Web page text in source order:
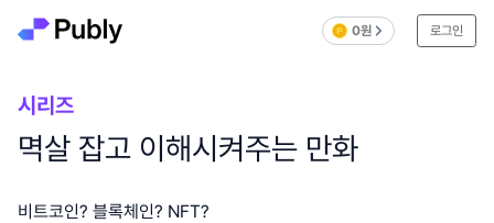
0원 로그인
시리즈
멱살 잡고 이해시켜주는 만화
비트코인? 블록체인? NFT?